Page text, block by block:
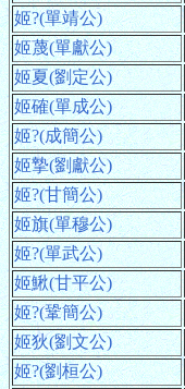
姬?(單靖公)
姬蔑(單獻公)
姬夏(劉定公)
姬確(單成公)
姬?(成簡公)
姬摯(劉獻公)
姬?(甘簡公)
姬旗(單穆公)
姬?(單武公)
姬鰍(甘平公)
姬?(鞏簡公)
姬狄(劉文公)
姬?(劉桓公)